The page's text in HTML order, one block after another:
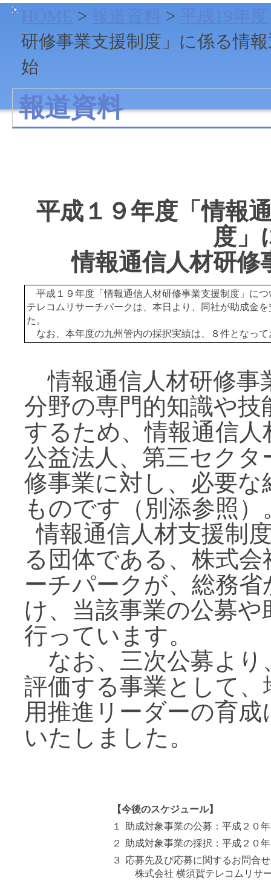
> >
研修事業支援制度」に係る情
始
報道資料
平成１９年度「情報
度」
情報通信人材研修
平成１９年度「情報通信人材研修事業支援制度」に
テレコムリサーチパークは、本日より、同社が助成金
た。
なお、本年度の九州管内の採択実績は、８件となって
情報通信人材研修事
分野の専門的知識や
するため、情報通信
公益法人、第三セク
修事業に対し、必要
ものです（別添参照）
情報通信人材支援制
る団体である、株式
ーチパークが、総務
け、当該事業の公募
行っています。
なお、三次公募より
評価する事業として
用推進リーダーの育
いたしました。
【今後のスケジュール】
１
助成対象事業の公募：平成２０
２
助成対象事業の採択：平成２０
３
応募先及び応募に関するお問合
株式会社 横須賀テレコムリ